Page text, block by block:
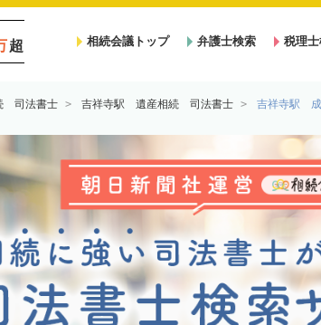
超 相続会議トップ 弁護士検索 税理
司法書士 吉祥寺駅 遺産相続 司法書士 吉祥寺駅